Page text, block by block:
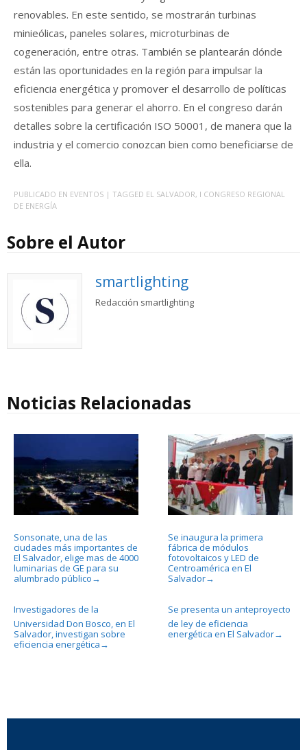
renovables. En este sentido, se mostrarán turbinas
minieólicas, paneles solares, microturbinas de
cogeneración, entre otras. También se plantearán dónde
están las oportunidades en la región para impulsar la
eficiencia energética y promover el desarrollo de políticas
sostenibles para generar el ahorro. En el congreso darán
detalles sobre la certificación ISO 50001, de manera que la
industria y el comercio conozcan bien como beneficiarse de
ella.
PUBLICADO EN EVENTOS | TAGGED EL SALVADOR, I CONGRESO REGIONAL
DE ENERGÍA
Sobre el Autor
smartlighting
Redacción smartlighting
Noticias Relacionadas
Sonsonate, una de las
ciudades más importantes de
El Salvador, elige mas de 4000
luminarias de GE para su
alumbrado público →
Se inaugura la primera
fábrica de módulos
fotovoltaicos y LED de
Centroamérica en El
Salvador→
Investigadores de la
Universidad Don Bosco, en El
Salvador, investigan sobre
eficiencia energética →
Se presenta un anteproyecto
de ley de eficiencia
energética en El Salvador→